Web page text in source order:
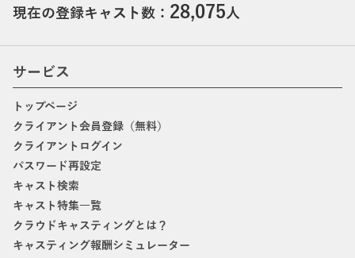
現在の登録キャスト数： 28,075人
サービス
トップページ
クライアント会員登録（無料）
クライアントログイン
パスワード再設定
キャスト検索
キャスト特集一覧
クラウドキャスティングとは？
キャスティング報酬シミュレーター